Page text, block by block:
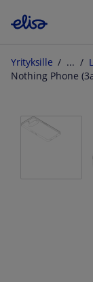
Yrityksille
Nothing Phone